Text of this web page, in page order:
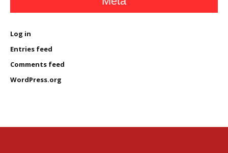
Log in
Entries feed
Comments feed
WordPress.org